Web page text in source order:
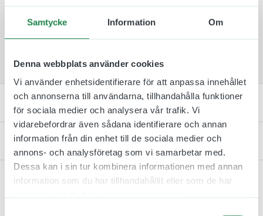
Samtycke Information Om
Denna webbplats använder cookies
Vi använder enhetsidentifierare för att anpassa innehållet
och annonserna till användarna, tillhandahålla funktioner
för sociala medier och analysera vår trafik. Vi
vidarebefordrar även sådana identifierare och annan
information från din enhet till de sociala medier och
annons- och analysföretag som vi samarbetar med.
Dessa kan i sin tur kombinera informationen med annan
information som du har tillhandahållit eller som de har
Vid montering rekommenderar vi en ren och plan
yta som symbolerna kan sitta på. Är ytan ojämn
Specifikation
Kontakta oss